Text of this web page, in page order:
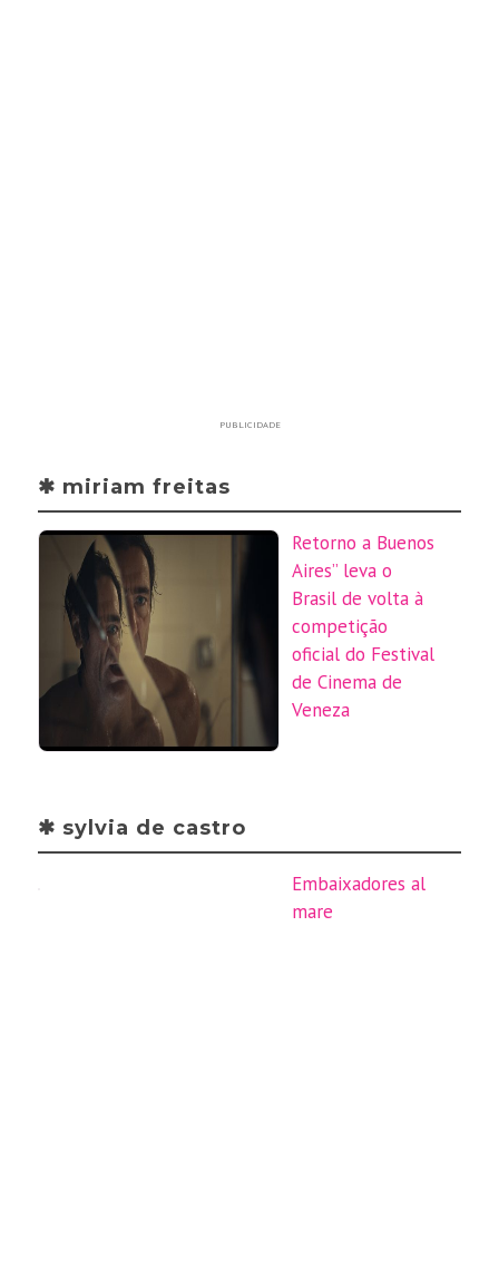
PUBLICIDADE
✱ miriam freitas
Retorno a Buenos
Aires” leva o
Brasil de volta à
competição
oficial do Festival
de Cinema de
Veneza
✱ sylvia de castro
Embaixadores al
mare